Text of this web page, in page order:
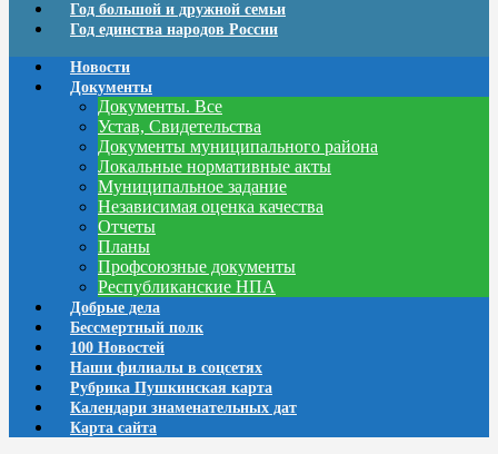
Год большой и дружной семьи
Год единства народов России
Новости
Документы
Документы. Все
Устав, Свидетельства
Документы муниципального района
Локальные нормативные акты
Муниципальное задание
Независимая оценка качества
Отчеты
Планы
Профсоюзные документы
Республиканские НПА
Добрые дела
Бессмертный полк
100 Новостей
Наши филиалы в соцсетях
Рубрика Пушкинская карта
Календари знаменательных дат
Карта сайта